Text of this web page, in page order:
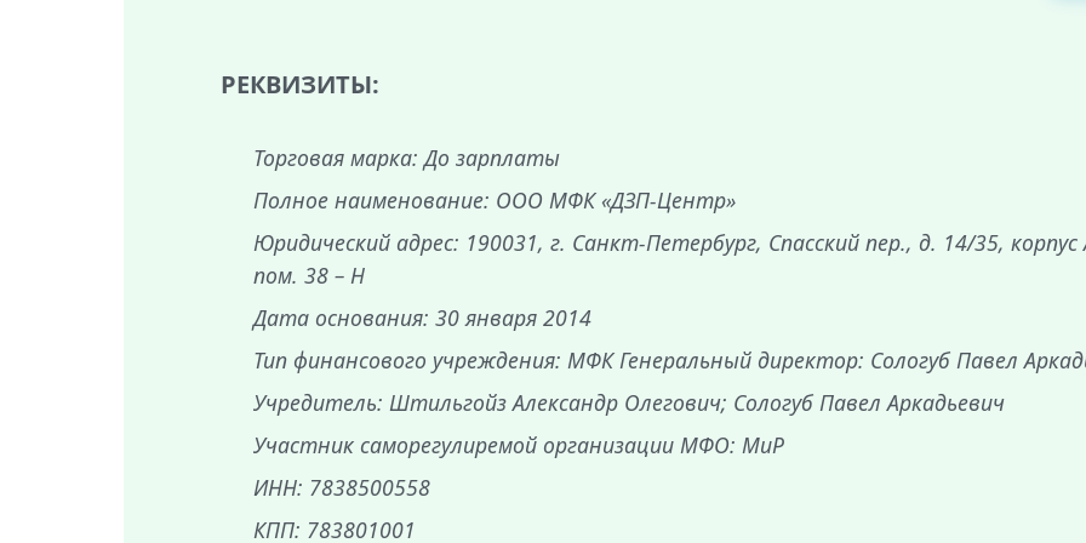
РЕКВИЗИТЫ:
Торговая марка: До зарплаты
Полное наименование: ООО МФК «ДЗП-Центр»
Юридический адрес: 190031, г. Санкт-Петербург, Спасский пер., д. 14/35, корпус
пом. 38 – Н
Дата основания: 30 января 2014
Тип финансового учреждения: МФК Генеральный директор: Сологуб Павел
Учредитель: Штильгойз Александр Олегович; Сологуб Павел Аркадьевич
Участник саморегулиремой организации МФО: МиР
ИНН: 7838500558
КПП: 783801001